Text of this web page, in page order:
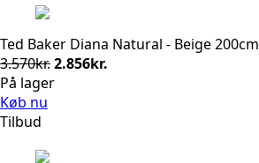
Ted Baker Diana Natural - Beige 200cm
3.570kr.Den
oprindelige
2.856kr.
På lager
Køb nu
Tilbud